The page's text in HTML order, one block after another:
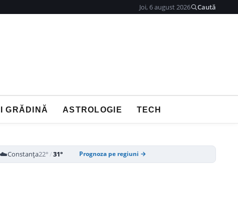
Joi, 6 august 2026 Caută
GRĂDINĂ ASTROLOGIE TECH
☁️Constanța22°/31° Prognoza pe regiuni →